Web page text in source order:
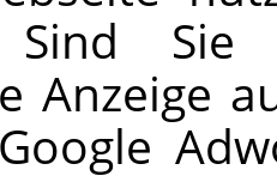
Sind
Anzeige